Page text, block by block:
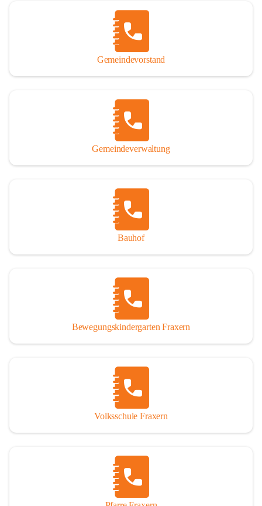
Gemeindevorstand
Gemeindeverwaltung
Bauhof
Bewegungskindergarten Fraxern
Volksschule Fraxern